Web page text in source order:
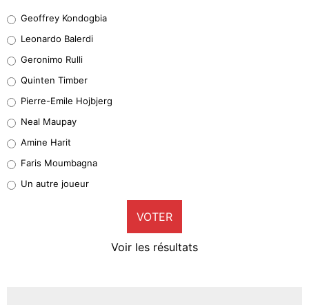
38%
32%
5%
1%
9%
Geoffrey Kondogbia
Leonardo Balerdi
Geronimo Rulli
Quinten Timber
Pierre-Emile Hojbjerg
Neal Maupay
Amine Harit
Faris Moumbagna
Un autre joueur
VOTER
Voir les résultats